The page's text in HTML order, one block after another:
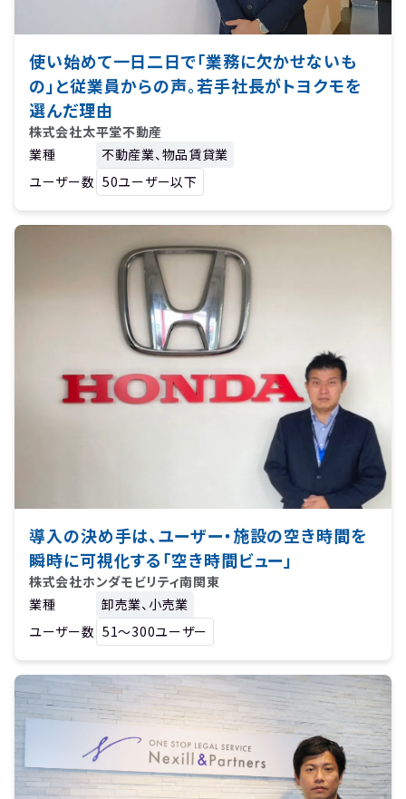
使い始めて一日二日で「業務に欠かせないも
の」と従業員からの声。若手社長がトヨクモを
選んだ理由
株式会社太平堂不動産
業種
不動産業、物品賃貸業
ユーザー数 50ユーザー以下
導入の決め手は、ユーザー・施設の空き時間を
瞬時に可視化する「空き時間ビュー」
株式会社ホンダモビリティ南関東
業種
卸売業、小売業
ユーザー数 51〜300ユーザー